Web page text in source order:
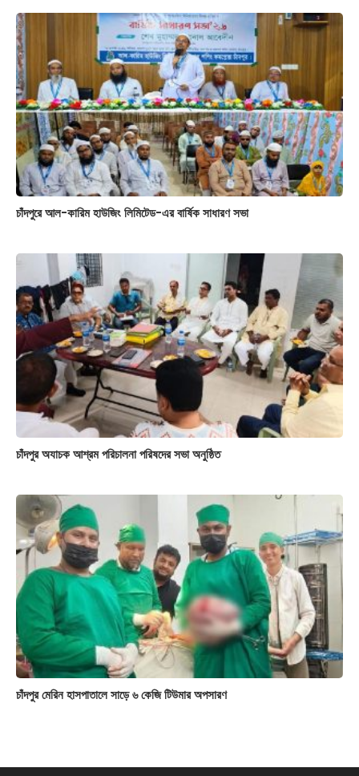
চাঁদপুরে আল-কারিম হাউজিং লিমিটেড-এর বার্ষিক সাধারণ সভা
চাঁদপুর অযাচক আশ্রম পরিচালনা পরিষদের সভা অনুষ্ঠিত
চাঁদপুর মেরিন হাসপাতালে সাড়ে ৬ কেজি টিউমার অপসারণ